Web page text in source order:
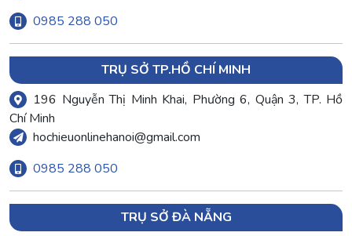
0985 288 050
TRỤ SỞ TP.HỒ CHÍ MINH
196 Nguyễn Thị Minh Khai, Phường 6, Quận 3, TP. Hồ
Chí Minh
hochieuonlinehanoi@gmail.com
0985 288 050
TRỤ SỞ ĐÀ NẴNG